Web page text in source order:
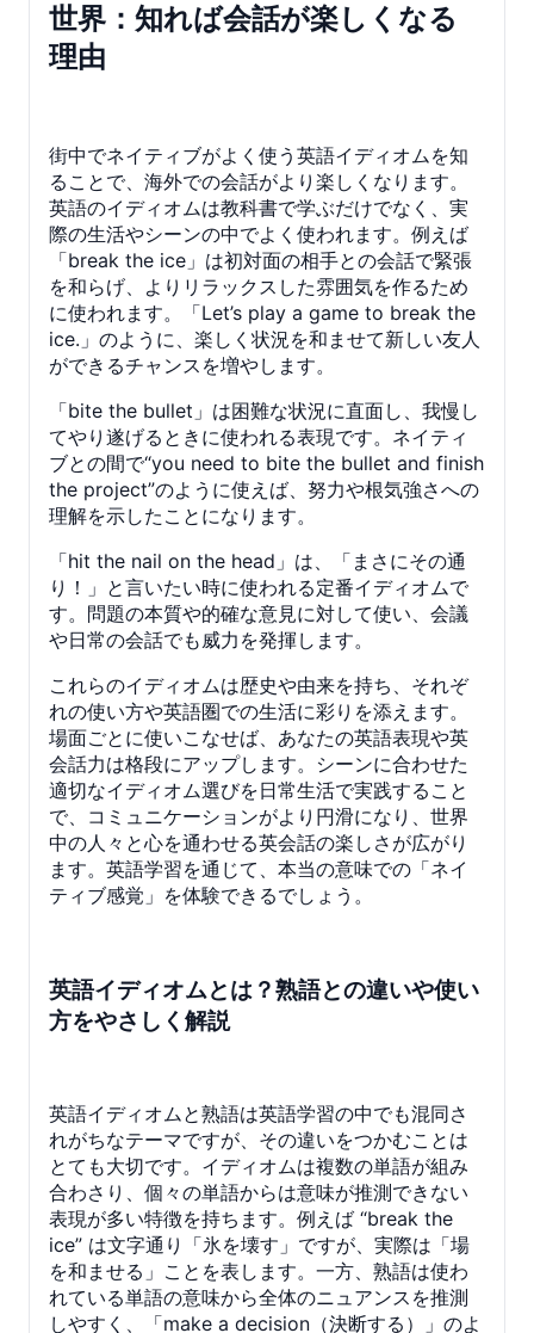
世界：知れば会話が楽しくなる
理由
街中でネイティブがよく使う英語イディオムを知
ることで、海外での会話がより楽しくなります。
英語のイディオムは教科書で学ぶだけでなく、実
際の生活やシーンの中でよく使われます。例えば
「break the ice」は初対面の相手との会話で緊張
を和らげ、よりリラックスした雰囲気を作るため
に使われます。「Let’s play a game to break the
ice.」のように、楽しく状況を和ませて新しい友人
ができるチャンスを増やします。
「bite the bullet」は困難な状況に直面し、我慢し
てやり遂げるときに使われる表現です。ネイティ
ブとの間で“you need to bite the bullet and finish
the project”のように使えば、努力や根気強さへの
理解を示したことになります。
「hit the nail on the head」は、「まさにその通
り！」と言いたい時に使われる定番イディオムで
す。問題の本質や的確な意見に対して使い、会議
や日常の会話でも威力を発揮します。
これらのイディオムは歴史や由来を持ち、それぞ
れの使い方や英語圏での生活に彩りを添えます。
場面ごとに使いこなせば、あなたの英語表現や英
会話力は格段にアップします。シーンに合わせた
適切なイディオム選びを日常生活で実践すること
で、コミュニケーションがより円滑になり、世界
中の人々と心を通わせる英会話の楽しさが広がり
ます。英語学習を通じて、本当の意味での「ネイ
ティブ感覚」を体験できるでしょう。
英語イディオムとは？熟語との違いや使い
方をやさしく解説
英語イディオムと熟語は英語学習の中でも混同さ
れがちなテーマですが、その違いをつかむことは
とても大切です。イディオムは複数の単語が組み
合わさり、個々の単語からは意味が推測できない
表現が多い特徴を持ちます。例えば “break the
ice” は文字通り「氷を壊す」ですが、実際は「場
を和ませる」ことを表します。一方、熟語は使わ
れている単語の意味から全体のニュアンスを推測
しやすく、「make a decision（決断する）」のよ